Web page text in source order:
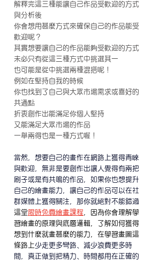
解釋完這三種能讓自己作品受歡迎的方式
與分析後
你會想用甚麼方式來確保自己的作品能受
歡迎呢？
其實想要讓自己的作品能夠受歡迎的方式
未必只有從這三種方式中挑選其一
也可能是從中挑選兩種混搭呢！
例如在堅持自我的時候
你也找到了自己與大眾市場需求或喜好的
共通點
折衷創作出能滿足你個人堅持
又能滿足大眾市場的作品
一舉兩得也是一種方式喔！
當然，想要自己的畫作在網路上獲得青睞
與歡迎，無非是要創作出讓人覺得有兩把
刷子或是有共鳴的作品，如果你也想提升
自己的繪畫能力，讓自己的作品可以在社
群媒體上獲得關注，那你就絕對不能錯過
這堂 限時免費繪畫課程 ，因為你會理解學
習繪畫的原理與底層邏輯，了解如何獲得
想到什麼就畫甚麼的能力，在學習畫圖這
條路上少走更多彎路、減少浪費更多時
間，真正做到把精力、時間都用在正確的